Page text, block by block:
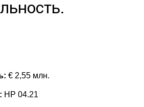
€ 2,55 млн.
HP 04.21